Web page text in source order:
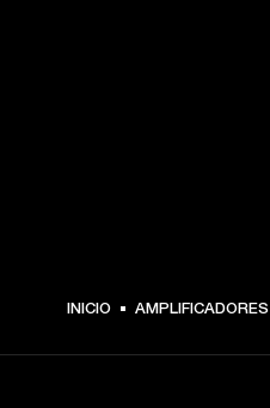
INICIO AMPLIFICADORES